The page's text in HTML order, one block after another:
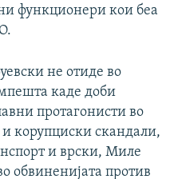
функционери кои беа
не отиде во
каде доби
протагонисти во
корупциски скандали,
и врски, Миле
обвиненијата против